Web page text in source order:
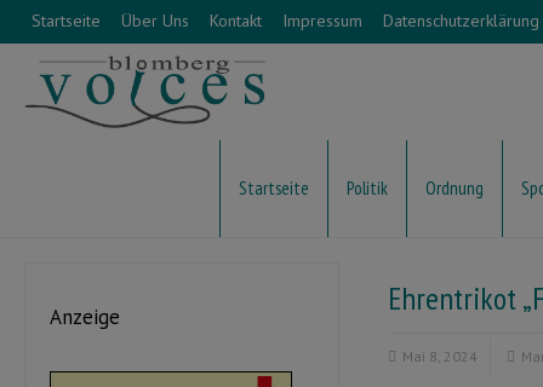
Startseite Über Uns Kontakt Impressum Datenschutzerklärung
Startseite Politik Ordnung
Ehrentrikot
Mai 8, 2024
Anzeige